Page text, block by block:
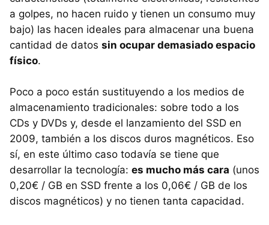
a golpes, no hacen ruido y tienen un consumo muy
bajo) las hacen ideales para almacenar una buena
cantidad de datos sin ocupar demasiado espacio
físico.
Poco a poco están sustituyendo a los medios de
almacenamiento tradicionales: sobre todo a los
CDs y DVDs y, desde el lanzamiento del SSD en
2009, también a los discos duros magnéticos. Eso
sí, en este último caso todavía se tiene que
desarrollar la tecnología: es mucho más cara (unos
0,20€ / GB en SSD frente a los 0,06€ / GB de los
discos magnéticos) y no tienen tanta capacidad.